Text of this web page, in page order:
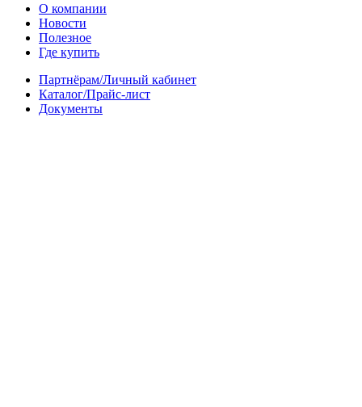
О компании
Новости
Полезное
Где купить
Партнёрам/Личный кабинет
Каталог/Прайс-лист
Документы